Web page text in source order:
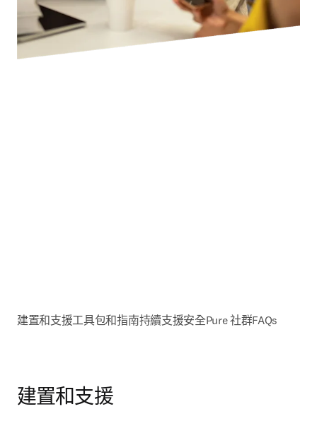
建置和支援工具包和指南持續支援安全Pure 社群FAQs
建置和支援